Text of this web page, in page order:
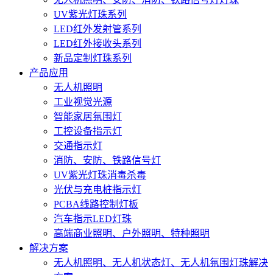
UV紫光灯珠系列
LED红外发射管系列
LED红外接收头系列
新品定制灯珠系列
产品应用
无人机照明
工业视觉光源
智能家居氛围灯
工控设备指示灯
交通指示灯
消防、安防、铁路信号灯
UV紫光灯珠消毒杀毒
光伏与充电桩指示灯
PCBA线路控制灯板
汽车指示LED灯珠
高端商业照明、户外照明、特种照明
解决方案
无人机照明、无人机状态灯、无人机氛围灯珠解决